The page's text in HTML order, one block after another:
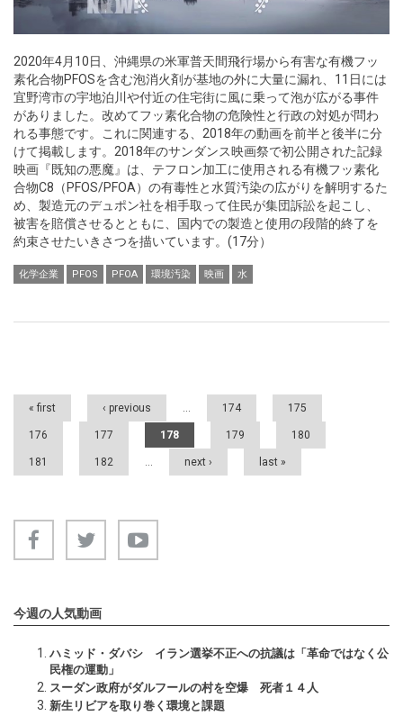
2020年4月10日、沖縄県の米軍普天間飛行場から有害な有機フッ
素化合物PFOSを含む泡消火剤が基地の外に大量に漏れ、11日には
宜野湾市の宇地泊川や付近の住宅街に風に乗って泡が広がる事件
がありました。改めてフッ素化合物の危険性と行政の対処が問わ
れる事態です。これに関連する、2018年の動画を前半と後半に分
けて掲載します。2018年のサンダンス映画祭で初公開された記録
映画『既知の悪魔』は、テフロン加工に使用される有機フッ素化
合物C8（PFOS/PFOA）の有毒性と水質汚染の広がりを解明するた
め、製造元のデュポン社を相手取って住民が集団訴訟を起こし、
被害を賠償させるとともに、国内での製造と使用の段階的終了を
約束させたいきさつを描いています。(17分）
化学企業 PFOS PFOA 環境汚染 映画 水
Pages
« first ‹ previous … 174 175
176 177 178 179 180
181 182 … next › last »
今週の人気動画
ハミッド・ダバシ イラン選挙不正への抗議は「革命ではなく公
民権の運動」
スーダン政府がダルフールの村を空爆 死者１４人
新生リビアを取り巻く環境と課題